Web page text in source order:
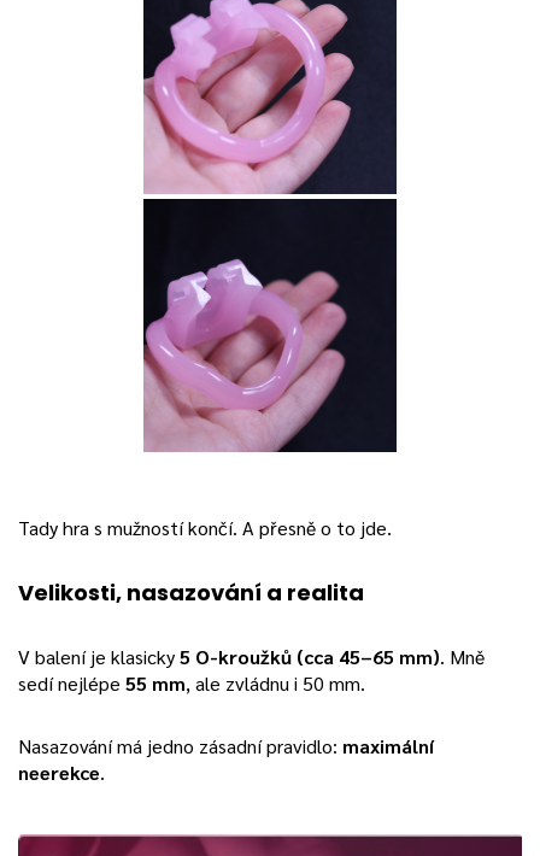
Tady hra s mužností končí. A přesně o to jde.
Velikosti, nasazování a realita
V balení je klasicky5 O-kroužků (cca 45–65 mm). Mně
sedí nejlépe 55 mm, ale zvládnu i 50 mm.
Nasazování má jedno zásadní pravidlo: maximální
neerekce.